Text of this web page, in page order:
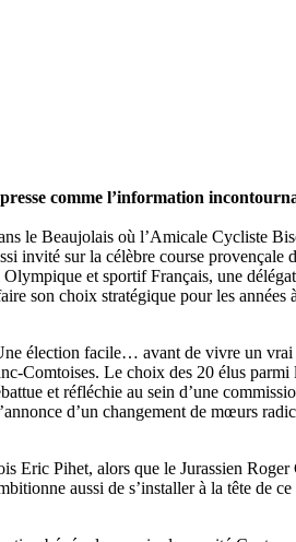
comme l’information
le Beaujolais où l’Amicale Cycliste
invité sur la célèbre course provençale
et sportif Français, une
son choix stratégique pour les années
élection facile… avant de vivre un vrai
Comtoises. Le choix des 20 élus
et réfléchie au sein d’une
d’un changement de mœurs
Pihet, alors que le Jurassien Roger
aussi de s’installer à la tête de